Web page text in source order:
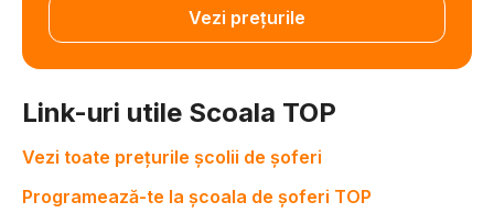
Vezi prețurile
Link-uri utile Scoala TOP
Vezi toate prețurile școlii de șoferi
Programează-te la școala de șoferi TOP